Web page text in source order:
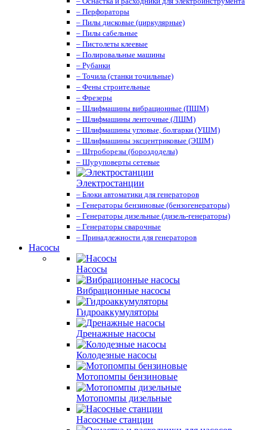
– Перфораторы
– Пилы дисковые (циркулярные)
– Пилы сабельные
– Пистолеты клеевые
– Полировальные машины
– Рубанки
– Точила (станки точильные)
– Фены строительные
– Фрезеры
– Шлифмашины вибрационные (ПШМ)
– Шлифмашины ленточные (ЛШМ)
– Шлифмашины угловые, болгарки (УШМ)
– Шлифмашины эксцентриковые (ЭШМ)
– Штроборезы (бороздоделы)
– Шуруповерты сетевые
Электростанции
– Блоки автоматики для генераторов
– Генераторы бензиновые (бензогенераторы)
– Генераторы дизельные (дизель-генераторы)
– Генераторы сварочные
– Принадлежности для генераторов
Насосы
Насосы
Вибрационные насосы
Гидроаккумуляторы
Дренажные насосы
Колодезные насосы
Мотопомпы бензиновые
Мотопомпы дизельные
Насосные станции